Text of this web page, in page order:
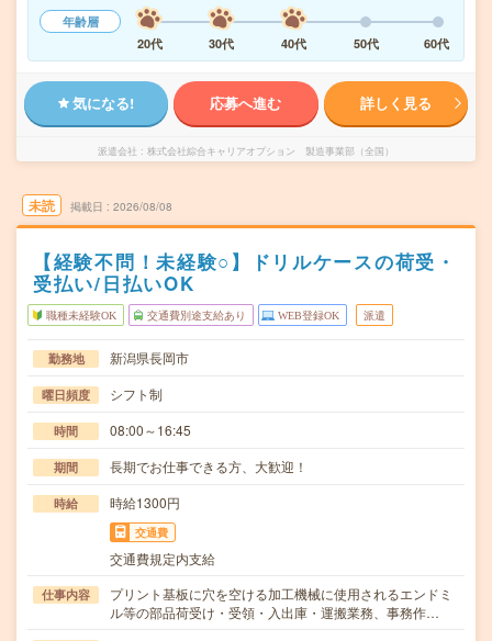
年齢層
20代
30代 40代 50代 60代
気になる! 応募へ進む 詳しく見る
派遣会社 株式会社綜合キャリアオプション 製造事業部（全国）
未読 掲載日 2026/08/08
【経験不問！未経験○】ドリルケースの荷受・
受払い/日払いOK
職種未経験OK 交通費別途支給あり WEB登録OK 派遣
勤務地 新潟県長岡市
曜日頻度 シフト制
時間 08:00～16:45
期間 長期でお仕事できる方、大歓迎！
時給 時給1300円
交通費
交通費規定内支給
仕事内容
プリント基板に穴を空ける加工機械に使用されるエンドミ
ル等の部品荷受け・受領・入出庫・運搬業務、事務作…